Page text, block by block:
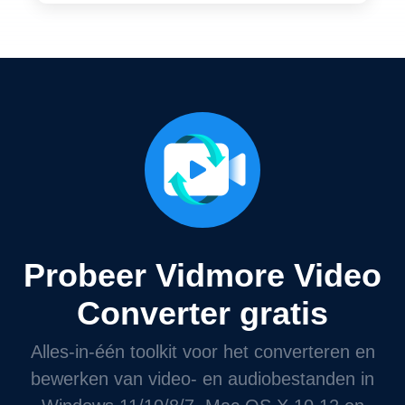
Probeer Vidmore Video
Converter gratis
Alles-in-één toolkit voor het converteren en
bewerken van video- en audiobestanden in